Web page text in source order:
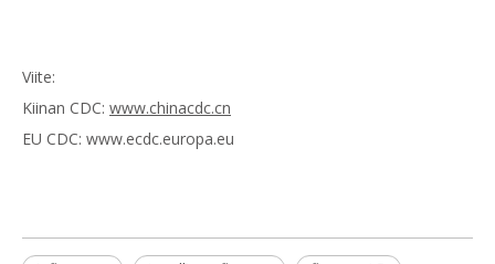
Viite:
Kiinan CDC: www.chinacdc.cn
EU CDC: www.ecdc.europa.eu